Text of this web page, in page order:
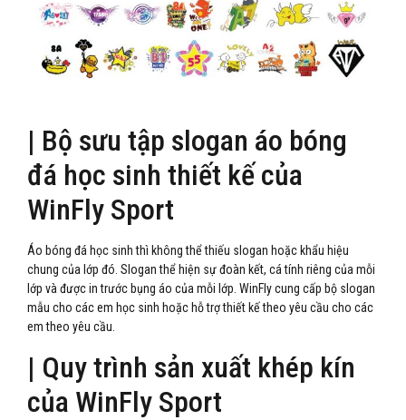
| Bộ sưu tập slogan áo bóng
đá học sinh thiết kế của
WinFly Sport
Áo bóng đá học sinh thì không thể thiếu slogan hoặc khẩu hiệu
chung của lớp đó. Slogan thể hiện sự đoàn kết, cá tính riêng của mỗi
lớp và được in trước bụng áo của mỗi lớp. WinFly cung cấp bộ slogan
mẫu cho các em học sinh hoặc hỗ trợ thiết kế theo yêu cầu cho các
em theo yêu cầu.
| Quy trình sản xuất khép kín
của WinFly Sport